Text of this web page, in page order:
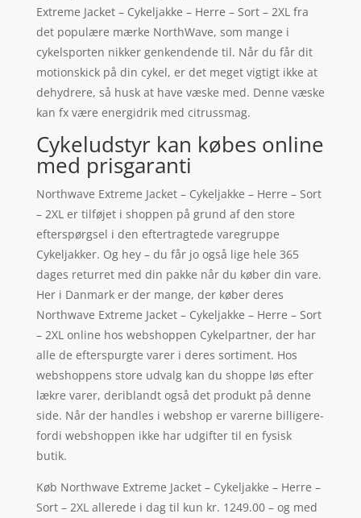
Extreme Jacket – Cykeljakke – Herre – Sort – 2XL fra
det populære mærke NorthWave, som mange i
cykelsporten nikker genkendende til. Når du får dit
motionskick på din cykel, er det meget vigtigt ikke at
dehydrere, så husk at have væske med. Denne væske
kan fx være energidrik med citrussmag.
Cykeludstyr kan købes online
med prisgaranti
Northwave Extreme Jacket – Cykeljakke – Herre – Sort
– 2XL er tilføjet i shoppen på grund af den store
efterspørgsel i den eftertragtede varegruppe
Cykeljakker. Og hey – du får jo også lige hele 365
dages returret med din pakke når du køber din vare.
Her i Danmark er der mange, der køber deres
Northwave Extreme Jacket – Cykeljakke – Herre – Sort
– 2XL online hos webshoppen Cykelpartner, der har
alle de efterspurgte varer i deres sortiment. Hos
webshoppens store udvalg kan du shoppe løs efter
lækre varer, deriblandt også det produkt på denne
side. Når der handles i webshop er varerne billigere-
fordi webshoppen ikke har udgifter til en fysisk
butik.
Køb Northwave Extreme Jacket – Cykeljakke – Herre –
Sort – 2XL allerede i dag til kun kr. 1249.00 – og med